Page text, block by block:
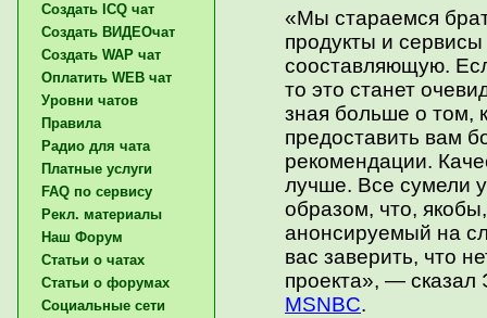
Создать ICQ чат
Создать ВИДЕОчат
Создать WAP чат
Оплатить WEB чат
Уровни чатов
Правила
Радио для чата
Платные услуги
FAQ по сервису
Рекл. материалы
Наш Форум
Статьи о чатах
Статьи о форумах
Социальные сети
«Мы стараемся
продукты и
сооставляющую.
то это станет
зная больше о том,
предоставить вам
рекомендации.
лучше. Все сумели
образом, что,
анонсируемый на
вас заверить, что
проекта», — сказал
MSNBC.